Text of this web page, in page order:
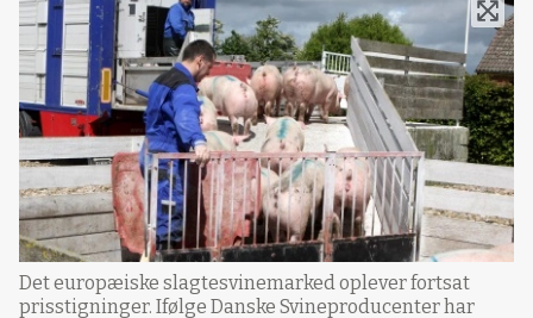
Det europæiske slagtesvinemarked oplever fortsat
prisstigninger. Ifølge Danske Svineproducenter har